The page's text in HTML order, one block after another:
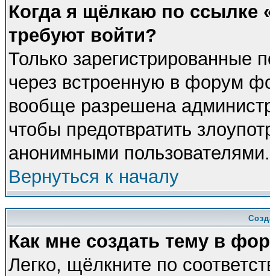
Когда я щёлкаю по ссылке
требуют войти?
Только зарегистрированные
через встроенную в форум
вообще разрешена
чтобы предотвратить
анонимными пользователями.
Вернуться к началу
Как мне создать тему в
Легко, щёлкните по